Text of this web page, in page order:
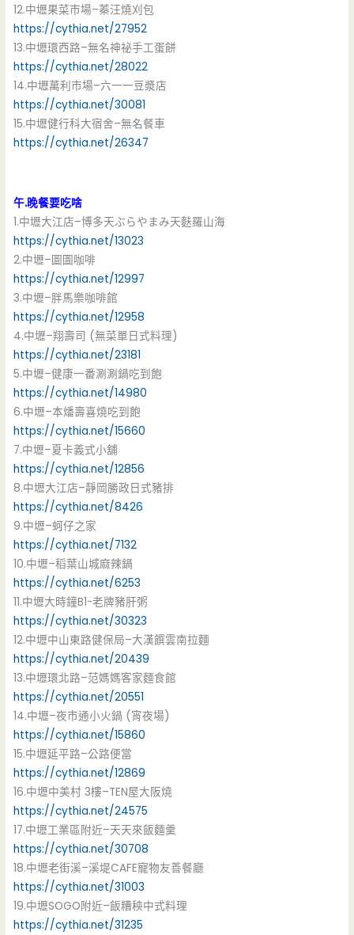
12.中壢果菜市場–蓁汪燒刈包
https://cythia.net/27952
13.中壢環西路–無名神祕手工蛋餅
https://cythia.net/28022
14.中壢萬利市場–六一一豆漿店
https://cythia.net/30081
15.中壢健行科大宿舍–無名餐車
https://cythia.net/26347
午.晚餐要吃啥
1.中壢大江店–博多天ぶらやまみ天麩羅山海
https://cythia.net/13023
2.中壢–圖圖咖啡
https://cythia.net/12997
3.中壢–胖馬樂咖啡館
https://cythia.net/12958
4.中壢–翔壽司 (無菜單日式料理)
https://cythia.net/23181
5.中壢–健康一番涮涮鍋吃到飽
https://cythia.net/14980
6.中壢–本燔壽喜燒吃到飽
https://cythia.net/15660
7.中壢–夏卡義式小舖
https://cythia.net/12856
8.中壢大江店–靜岡勝政日式豬排
https://cythia.net/8426
9.中壢–蚵仔之家
https://cythia.net/7132
10.中壢–稻葉山城麻辣鍋
https://cythia.net/6253
11.中壢大時鐘B1-老牌豬肝粥
https://cythia.net/30323
12.中壢中山東路健保局–大漢饌雲南拉麵
https://cythia.net/20439
13.中壢環北路–范媽媽客家麵食館
https://cythia.net/20551
14.中壢–夜市通小火鍋 (宵夜場)
https://cythia.net/15860
15.中壢延平路–公路便當
https://cythia.net/12869
16.中壢中美村 3樓–TEN屋大阪燒
https://cythia.net/24575
17.中壢工業區附近–天天來飯麵羹
https://cythia.net/30708
18.中壢老街溪–溪堤CAFE寵物友善餐廳
https://cythia.net/31003
19.中壢SOGO附近–飯糟秧中式料理
https://cythia.net/31235